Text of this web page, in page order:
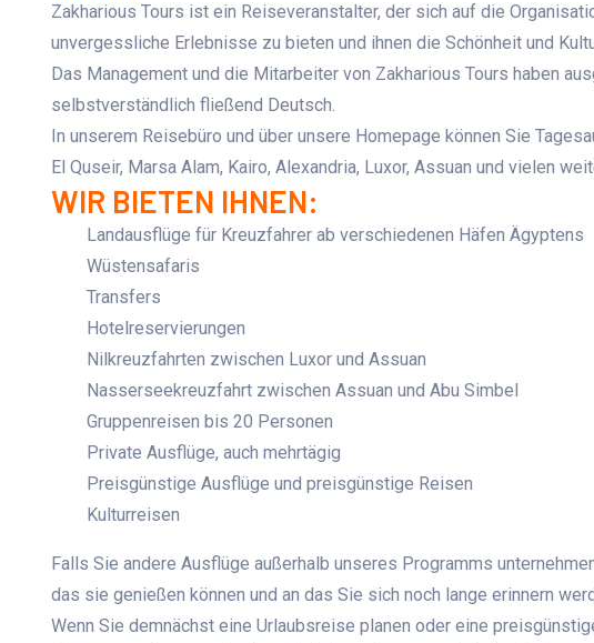
Zakharious Tours ist ein Reiseveranstalter, der sich auf die
unvergessliche Erlebnisse zu bieten und ihnen die Schönheit und
Das Management und die Mitarbeiter von Zakharious Tours haben
selbstverständlich fließend Deutsch.
In unserem Reisebüro und über unsere Homepage können Sie
El Quseir, Marsa Alam, Kairo, Alexandria, Luxor, Assuan und vielen
WIR BIETEN IHNEN:
Landausflüge für Kreuzfahrer ab verschiedenen Häfen Ägyptens
Wüstensafaris
Transfers
Hotelreservierungen
Nilkreuzfahrten zwischen Luxor und Assuan
Nasserseekreuzfahrt zwischen Assuan und Abu Simbel
Gruppenreisen bis 20 Personen
Private Ausflüge, auch mehrtägig
Preisgünstige Ausflüge und preisgünstige Reisen
Kulturreisen
Falls Sie andere Ausflüge außerhalb unseres Programms
das sie genießen können und an das Sie sich noch lange erinnern
Wenn Sie demnächst eine Urlaubsreise planen oder eine